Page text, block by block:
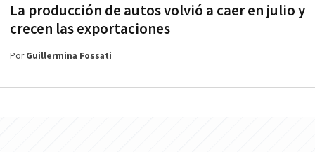
La producción de autos volvió a caer en julio y
crecen las exportaciones
PorGuillermina Fossati